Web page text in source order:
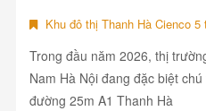
Khu đô thị Thanh Hà Cienco
Trong đầu năm 2026, thị
Nam Hà Nội đang đặc biệt
đường 25m A1 Thanh Hà